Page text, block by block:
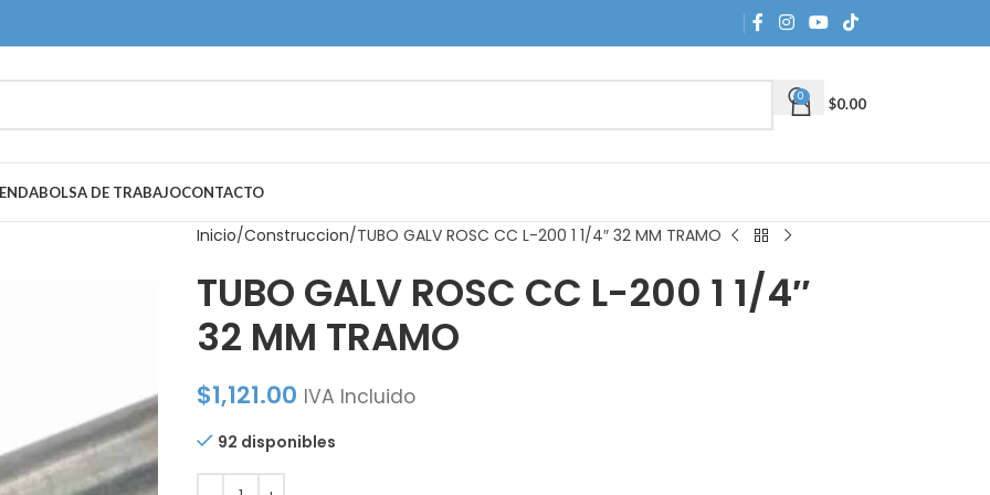
0 $0.00
BOLSA DE TRABAJOCONTACTO
Inicio Construccion TUBO GALV ROSC CC L-200 1 1/4″ 32 MM TRAMO
TUBO GALV ROSC CC L-200 1 1/4″
32 MM TRAMO
$1,121.00 IVA Incluido
92 disponibles